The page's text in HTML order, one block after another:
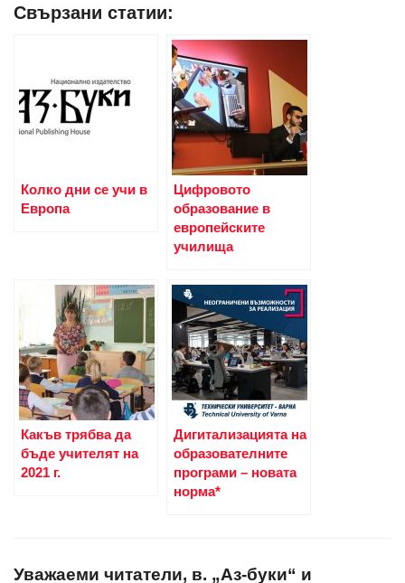
Свързани статии:
Колко дни се учи в
Европа
Цифровото
образование в
европейските
училища
Какъв трябва да
бъде учителят на
2021 г.
Дигитализацията на
образователните
програми – новата
норма*
Уважаеми читатели, в. „Аз-буки“ и